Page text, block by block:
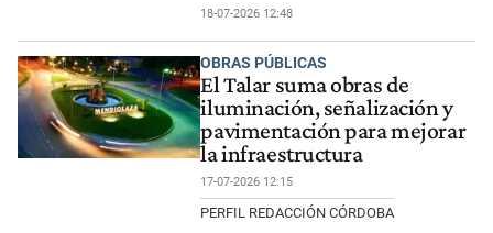
18-07-2026 12:48
OBRAS PÚBLICAS
El Talar suma obras de
iluminación, señalización y
pavimentación para mejorar
la infraestructura
17-07-2026 12:15
PERFIL REDACCIÓN CÓRDOBA